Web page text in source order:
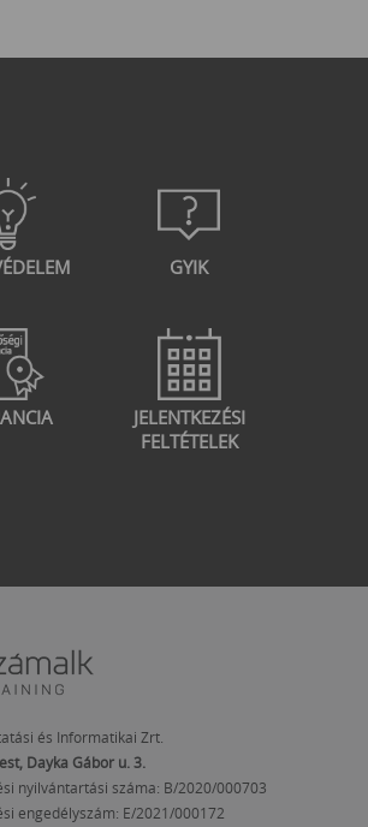
GYIK
JELENTKEZÉSI
FELTÉTELEK
és Informatikai Zrt.
Dayka Gábor u. 3.
nyilvántartási száma: B/2020/000703
engedélyszám: E/2021/000172